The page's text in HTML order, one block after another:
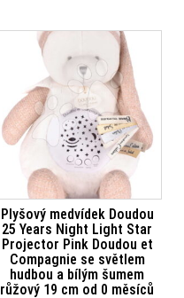
Plyšový medvídek Doudou
25 Years Night Light Star
Projector Pink Doudou et
Compagnie se světlem
hudbou a bílým šumem
růžový 19 cm od 0 měsíců